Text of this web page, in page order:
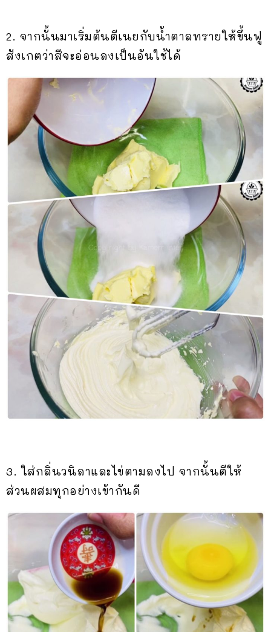
2. จากนั้นมาเริ่มต้นตีเนยกับน้ำตาลทรายให้ขึ้นฟู
สังเกตว่าสีจะอ่อนลงเป็นอันใช้ได้
3. ใส่กลิ่นวนิลาและไข่ตามลงไป จากนั้นตีให้
ส่วนผสมทุกอย่างเข้ากันดี